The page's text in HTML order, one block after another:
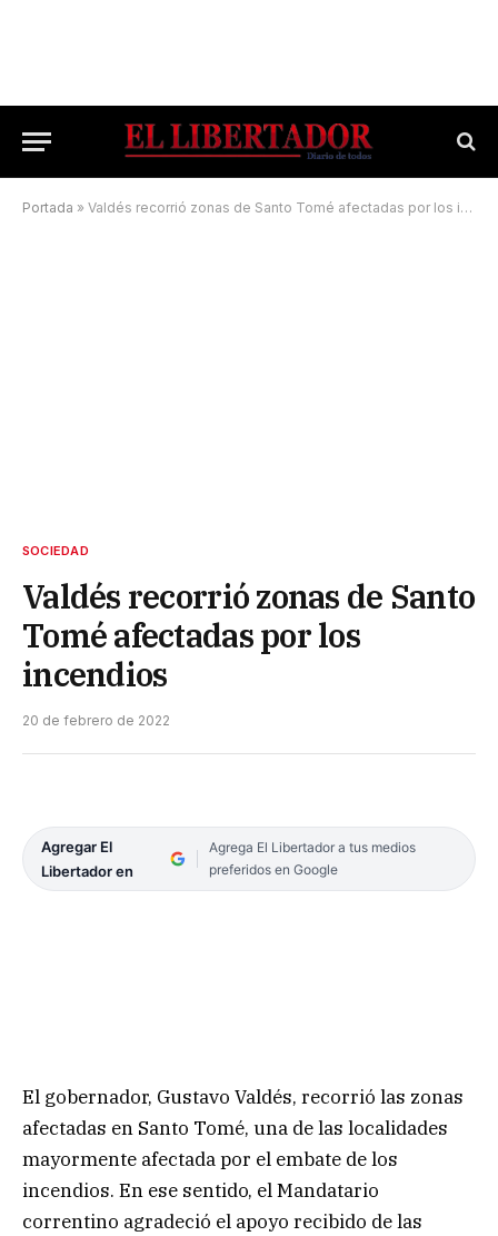
Portada » Valdés recorrió zonas de Santo Tomé afectadas por los incendios
SOCIEDAD
Valdés recorrió zonas de Santo
Tomé afectadas por los
incendios
20 de febrero de 2022
Agregar El
Libertador en
Agrega El Libertador a tus medios
preferidos en Google
El gobernador, Gustavo Valdés, recorrió las zonas
afectadas en Santo Tomé, una de las localidades
mayormente afectada por el embate de los
incendios. En ese sentido, el Mandatario
correntino agradeció el apoyo recibido de las